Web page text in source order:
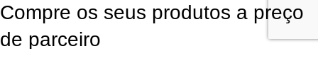
Compre os seus produtos a preço
de parceiro